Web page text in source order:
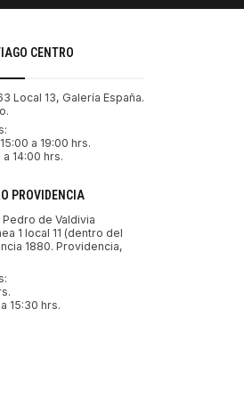
CENTRO
Local 13, Galería España.
a 19:00 hrs.
14:00 hrs.
PROVIDENCIA
de Valdivia
1 local 11 (dentro del
1880. Providencia,
15:30 hrs.